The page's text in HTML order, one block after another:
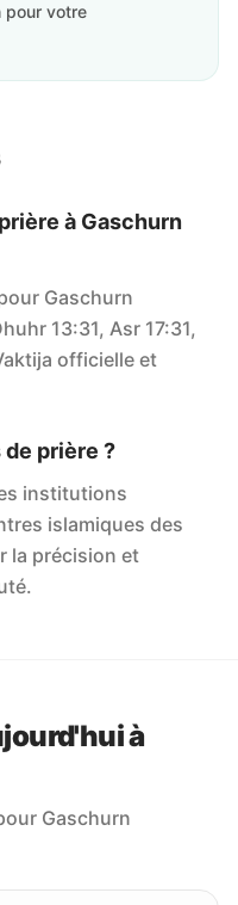
pour votre
à Gaschurn
Gaschurn
13:31, Asr 17:31,
officielle et
prière ?
institutions
islamiques des
la précision et
à
Gaschurn